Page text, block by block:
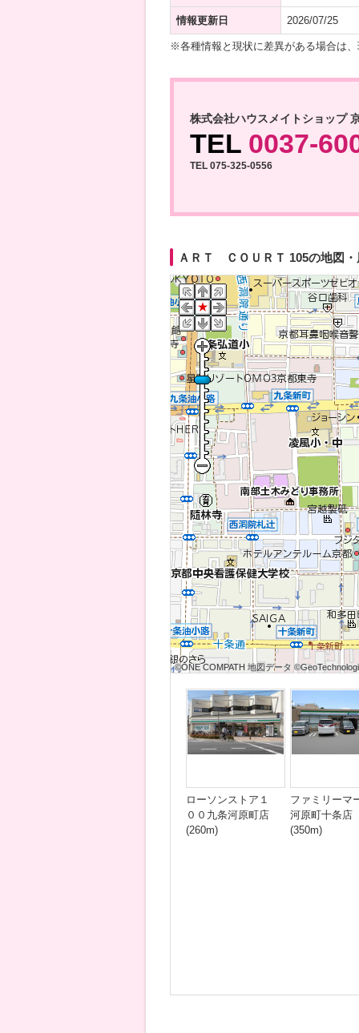
情報更新日 2026/07/25
※各種情報と現状に差異がある場合は
株式会社ハウスメイトショップ
TEL 0037-
TEL 075-325-0556
ＡＲＴ ＣＯＵＲＴ 105の地図・
©ONE COMPATH 地図データ
©ONE COMPATH 地図データ
©ONE COMPATH 地図データ
©ONE COMPATH 地図データ
©ONE COMPATH 地図データ
©ONE COMPATH 地図データ
©ONE COMPATH 地図データ
©ONE COMPATH 地図データ
©ONE COMPATH 地図データ
ローソンストア１
００九条河原町店
(260m)
ファミリーマ
河原町十条店
(350m)